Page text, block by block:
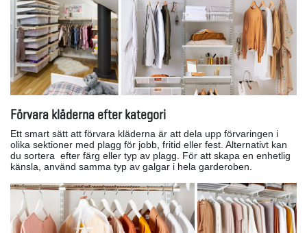
Förvara kläderna efter kategori
Ett smart sätt att förvara kläderna är att dela upp förvaringen i
olika sektioner med plagg för jobb, fritid eller fest. Alternativt kan
du sortera efter färg eller typ av plagg. För att skapa en enhetlig
känsla, använd samma typ av galgar i hela garderoben.